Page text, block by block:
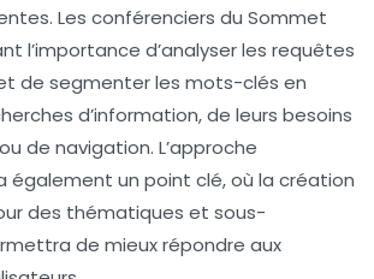
Les conférenciers du Sommet
l’importance d’analyser les requêtes
de segmenter les mots-clés en
d’information, de leurs besoins
de navigation. L’approche
également un point clé, où la création
des thématiques et sous-
de mieux répondre aux